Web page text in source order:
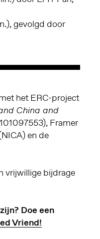
gevolgd door
het ERC-project
China and
Framer
en de
vrijwillige bijdrage
Doe een
Vriend!